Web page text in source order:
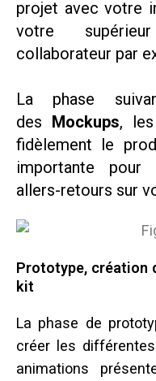
projet avec votre
votre
collaborateur par
La phase
des
Mockups,
fidèlement le
importante pour
allers-retours sur
Prototype, création
kit
La phase de
créer les
animations